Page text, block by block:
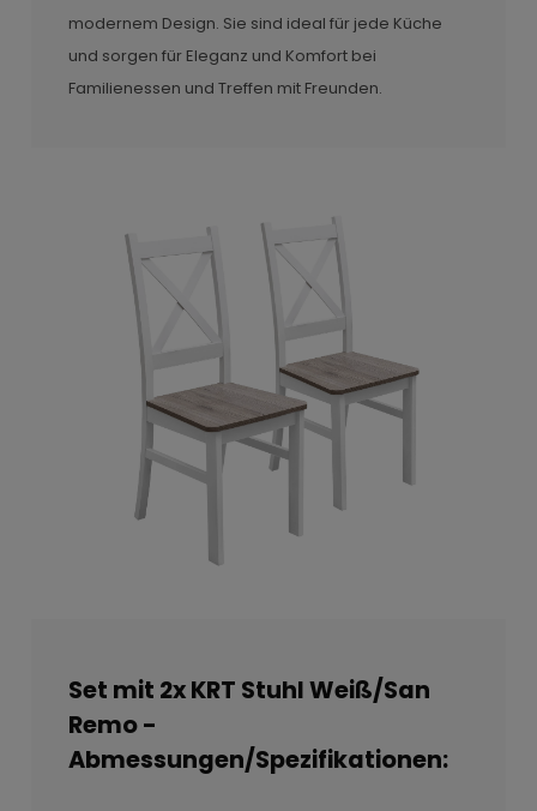
modernem Design. Sie sind ideal für jede Küche
und sorgen für Eleganz und Komfort bei
Familienessen und Treffen mit Freunden.
Set mit 2x KRT Stuhl Weiß/San
Remo -
Abmessungen/Spezifikationen: